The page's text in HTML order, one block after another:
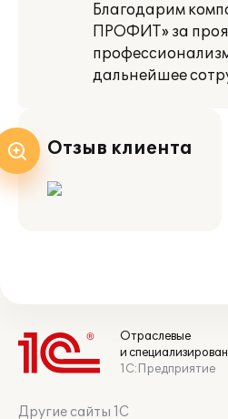
Благодарим
ПРОФИТ» за
дальнейшее
Отзыв клиента
Отраслевые
и
1С:Предприятие
Другие сайты 1С